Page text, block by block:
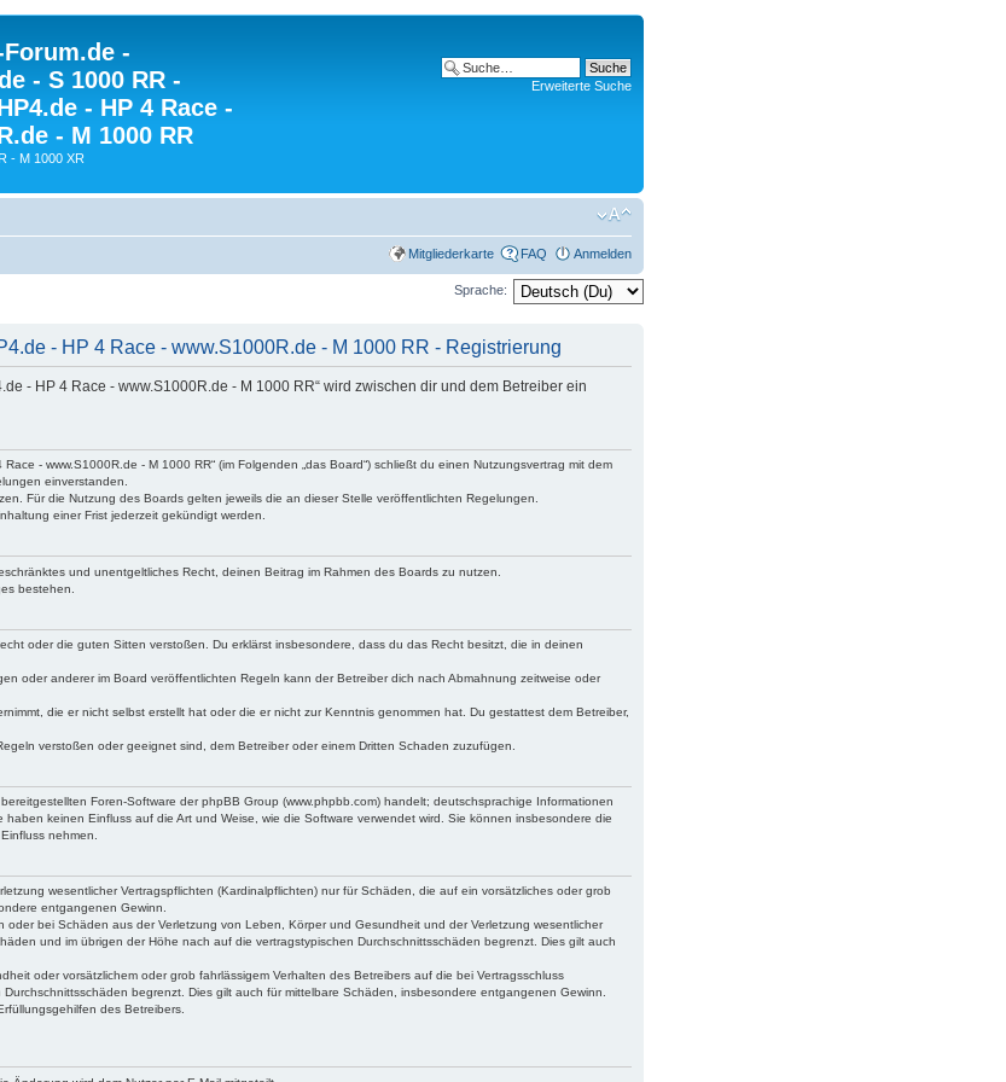
-
- S 1000 RR -
- HP 4 Race -
- M 1000 RR
- M 1000 XR
Erweiterte Suche
Mitgliederkarte FAQ Anmelden
Sprache:
- HP 4 Race - www.S1000R.de - M 1000 RR - Registrierung
- HP 4 Race - www.S1000R.de - M 1000 RR“ wird zwischen dir und dem Betreiber ein
- www.S1000R.de - M 1000 RR“ (im Folgenden „das Board“) schließt du einen Nutzungsvertrag mit dem
einverstanden.
Für die Nutzung des Boards gelten jeweils die an dieser Stelle veröffentlichten Regelungen.
einer Frist jederzeit gekündigt werden.
und unentgeltliches Recht, deinen Beitrag im Rahmen des Boards zu nutzen.
bestehen.
oder die guten Sitten verstoßen. Du erklärst insbesondere, dass du das Recht besitzt, die in deinen
oder anderer im Board veröffentlichten Regeln kann der Betreiber dich nach Abmahnung zeitweise oder
die er nicht selbst erstellt hat oder die er nicht zur Kenntnis genommen hat. Du gestattest dem Betreiber,
verstoßen oder geeignet sind, dem Betreiber oder einem Dritten Schaden zuzufügen.
Foren-Software der phpBB Group (www.phpbb.com) handelt; deutschsprachige Informationen
keinen Einfluss auf die Art und Weise, wie die Software verwendet wird. Sie können insbesondere die
nehmen.
wesentlicher Vertragspflichten (Kardinalpflichten) nur für Schäden, die auf ein vorsätzliches oder grob
entgangenen Gewinn.
bei Schäden aus der Verletzung von Leben, Körper und Gesundheit und der Verletzung wesentlicher
und im übrigen der Höhe nach auf die vertragstypischen Durchschnittsschäden begrenzt. Dies gilt auch
oder vorsätzlichem oder grob fahrlässigem Verhalten des Betreibers auf die bei Vertragsschluss
begrenzt. Dies gilt auch für mittelbare Schäden, insbesondere entgangenen Gewinn.
des Betreibers.